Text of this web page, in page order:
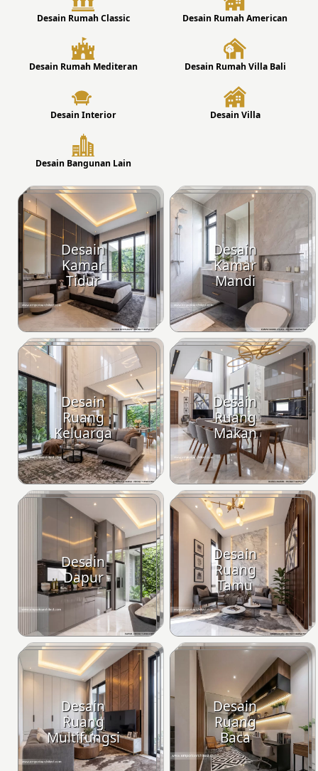
Desain Rumah Classic Desain Rumah American
Desain Rumah Mediteran Desain Rumah Villa Bali
Desain Interior Desain Villa
Desain Bangunan Lain
Desain
Kamar
Tidur
Desain
Kamar
Mandi
Desain
Ruang
Keluarga
Desain
Ruang
Makan
Desain
Dapur
Desain
Ruang
Tamu
Desain
Ruang
Multifungsi
Desain
Ruang
Baca